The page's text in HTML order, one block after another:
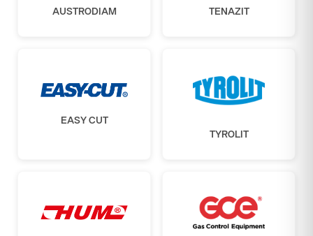
AUSTRODIAM TENAZIT
EASY CUT
TYROLIT